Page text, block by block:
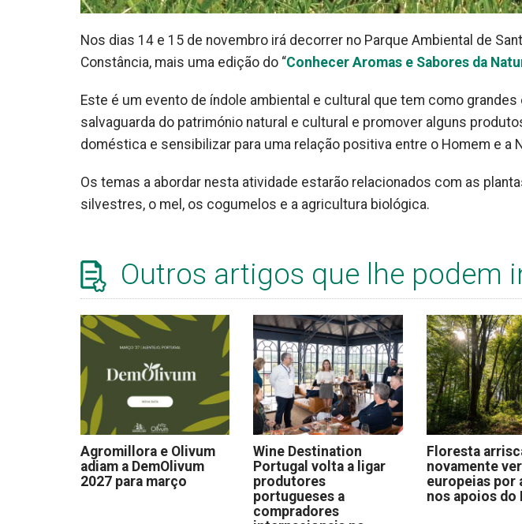
Nos dias 14 e 15 de novembro irá decorrer no Parque Ambiental de
Constância, mais uma edição do “Conhecer Aromas e Sabores da
Este é um evento de índole ambiental e cultural que tem como
salvaguarda do património natural e cultural e promover alguns
doméstica e sensibilizar para uma relação positiva entre o Homem e a
Os temas a abordar nesta atividade estarão relacionados com as
silvestres, o mel, os cogumelos e a agricultura biológica.
Outros artigos que lhe podem
Agromillora e Olivum
adiam a DemOlivum
2027 para março
Wine Destination
Portugal volta a ligar
produtores
portugueses a
compradores
Floresta
novamente
europeias por
nos apoios do